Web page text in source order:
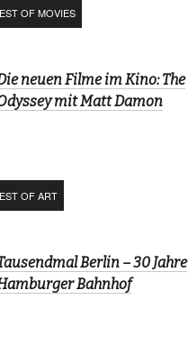
OF MOVIES
neuen Filme im Kino: The
mit Matt Damon
OF ART
Berlin – 30 Jahre
Bahnhof